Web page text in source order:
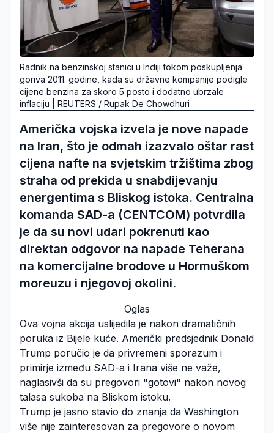
Radnik na benzinskoj stanici u Indiji tokom poskupljenja
goriva 2011. godine, kada su državne kompanije podigle
cijene benzina za skoro 5 posto i dodatno ubrzale
inflaciju
REUTERS / Rupak De Chowdhuri
Američka vojska izvela je nove napade
na Iran, što je odmah izazvalo oštar rast
cijena nafte na svjetskim tržištima zbog
straha od prekida u snabdijevanju
energentima s Bliskog istoka. Centralna
komanda SAD-a (CENTCOM) potvrdila
je da su novi udari pokrenuti kao
direktan odgovor na napade Teherana
na komercijalne brodove u Hormuškom
moreuzu i njegovoj okolini.
Oglas
Ova vojna akcija uslijedila je nakon dramatičnih
poruka iz Bijele kuće. Američki predsjednik Donald
Trump poručio je da privremeni sporazum i
primirje između SAD-a i Irana više ne važe,
naglasivši da su pregovori "gotovi" nakon novog
talasa sukoba na Bliskom istoku.
Trump je jasno stavio do znanja da Washington
više nije zainteresovan za pregovore o novom